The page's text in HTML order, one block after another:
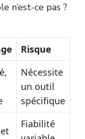
n’est-ce pas ?
Risque
Nécessite
un outil
spécifique
Fiabilité